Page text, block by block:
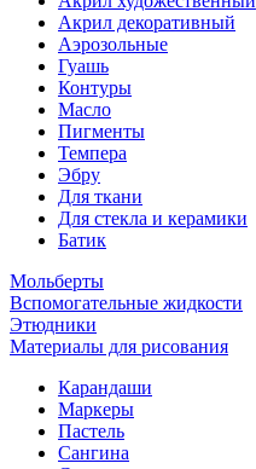
Акрил декоративный
Аэрозольные
Гуашь
Контуры
Масло
Пигменты
Темпера
Эбру
Для ткани
Для стекла и керамики
Батик
Мольберты
Вспомогательные жидкости
Этюдники
Материалы для рисования
Карандаши
Маркеры
Пастель
Сангина